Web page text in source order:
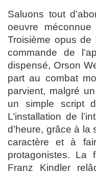
Saluons tout
oeuvre
Troisième opus de
commande de
dispensé, Orson
part au combat
parvient, malgré
un simple script
L’installation de
d’heure, grâce à
caractère et à
protagonistes. La
Franz Kindler